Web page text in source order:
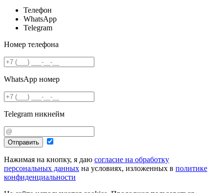
Телефон
WhatsApp
Telegram
Номер телефона
WhatsApp номер
Telegram никнейм
Отправить
Нажимая на кнопку, я даю согласие на обработку
персональных данных на условиях, изложенных в политике
конфиденциальности